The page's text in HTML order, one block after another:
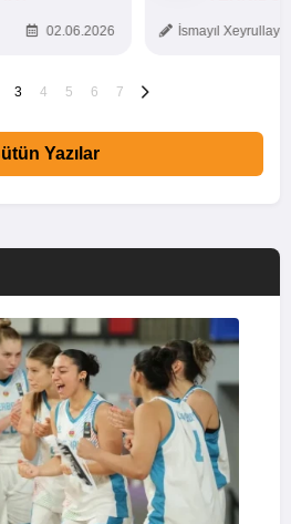
02.06.2026 İsmayıl
3 4 5 6 7
Yazılar